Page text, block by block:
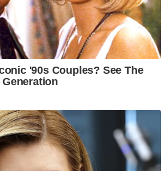
'90s Couples? See The